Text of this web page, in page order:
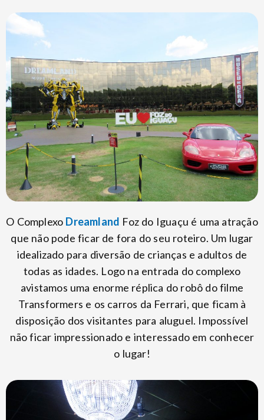
O Complexo Dreamland Foz do Iguaçu é uma atração
que não pode ficar de fora do seu roteiro. Um lugar
idealizado para diversão de crianças e adultos de
todas as idades. Logo na entrada do complexo
avistamos uma enorme réplica do robô do filme
Transformers e os carros da Ferrari, que ficam à
disposição dos visitantes para aluguel. Impossível
não ficar impressionado e interessado em conhecer
o lugar!